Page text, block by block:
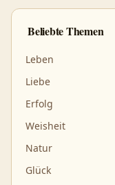
Beliebte Themen
Leben
Liebe
Erfolg
Weisheit
Natur
Glück